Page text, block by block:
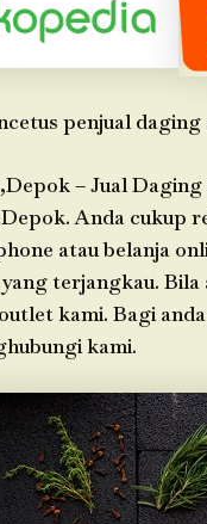
penjual
– Jual
Anda cukup
atau belanja
terjangkau.
kami. Bagi
kami.